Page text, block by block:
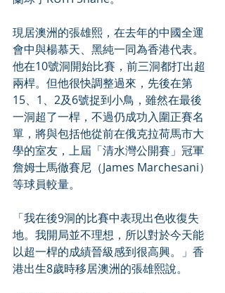
現居澳洲的張雄熙，在去年的中國全運
會中與楊慕天、黑純一同為香港代表。
他在10號洞開始比賽，前三洞都打出超
兩桿。但他很快調整過來，先後在第
15、1、2及6號捉到小鳥，雖然在最後
一洞超了一桿，不過仍成功入圍正賽名
單，將與包括他從前在俄克拉荷馬市大
學的室友，上屆「清水灣公開賽」冠軍
詹姆士馬徹賽尼（James Marchesani）
等球員較量。
「我在後9洞的比賽中表現出色收復失
地。我開局並不理想，所以對於今天能
以超一桿的成績晉級感到很高興。」香
港出生8歲時移居澳洲的張雄熙說。